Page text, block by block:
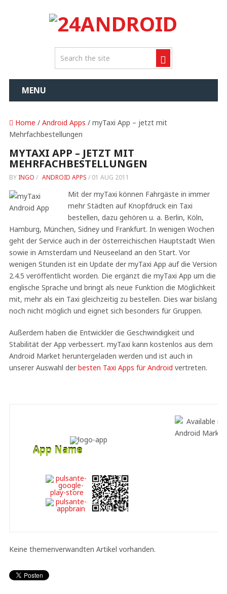
MENU
Home / Android Apps / myTaxi App – jetzt mit
Mehrfachbestellungen
MYTAXI APP – JETZT MIT
MEHRFACHBESTELLUNGEN
BY INGO / ANDROID APPS / 01 AUG 2011
Mit der myTaxi können Fahrgäste in immer
mehr Städten auf Knopfdruck ein Taxi
bestellen, dazu gehören u. a. Berlin, Köln,
Hamburg, München, Sidney und Frankfurt. In wenigen Wochen
geht der Service auch in der österreichischen Hauptstadt Wien
sowie in Amsterdam und Neuseeland an den Start. Vor
wenigen Stunden ist ein Update der myTaxi App auf die Version
2.4.5 veröffentlicht worden. Die ergänzt die myTaxi App um die
englische Sprache und bringt als neue Funktion die Möglichkeit
mit, mehr als ein Taxi gleichzeitig zu bestellen. Dies war bislang
noch nicht möglich und eignet sich besonders für Gruppen.
Außerdem haben die Entwickler die Geschwindigkeit und
Stabilität der App verbessert. myTaxi kann kostenlos aus dem
Android Market heruntergeladen werden und ist auch in
unserer Auswahl der besten Taxi Apps für Android vertreten.
App Name
Keine themenverwandten Artikel vorhanden.